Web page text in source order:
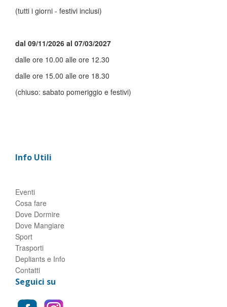
(tutti i giorni - festivi inclusi)
dal 09/11/2026 al 07/03/2027
dalle ore 10.00 alle ore 12.30
dalle ore 15.00 alle ore 18.30
(chiuso: sabato pomeriggio e festivi)
Info Utili
Eventi
Cosa fare
Dove Dormire
Dove Mangiare
Sport
Trasporti
Depliants e Info
Contatti
Seguici su